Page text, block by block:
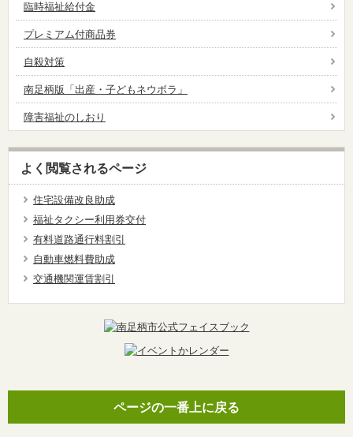
臨時福祉給付金
プレミアム付商品券
自殺対策
南足柄版「出産・子どもネウボラ」
障害福祉のしおり
よく閲覧されるページ
住宅設備改良助成
福祉タクシー利用券交付
有料道路通行料割引
自動車燃料費助成
交通機関運賃割引
ページの一番上に戻る